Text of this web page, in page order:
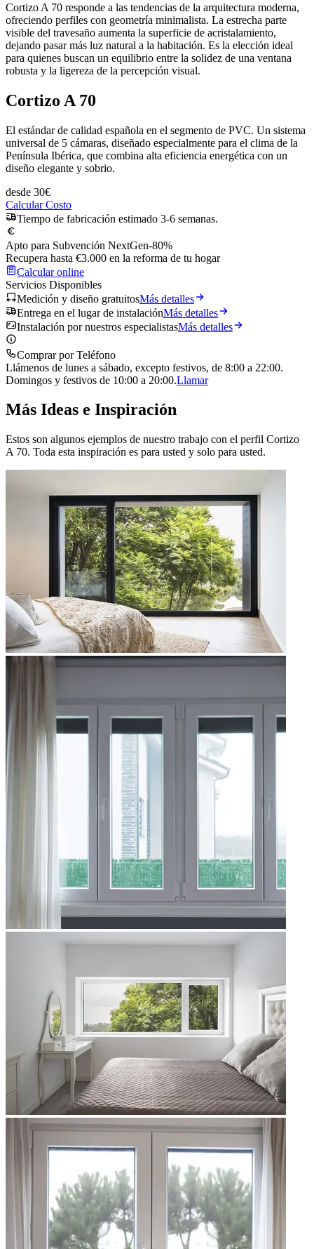
Cortizo A 70 responde a las tendencias de la arquitectura moderna,
ofreciendo perfiles con geometría minimalista. La estrecha parte
visible del travesaño aumenta la superficie de acristalamiento,
dejando pasar más luz natural a la habitación. Es la elección ideal
para quienes buscan un equilibrio entre la solidez de una ventana
robusta y la ligereza de la percepción visual.
Cortizo A 70
El estándar de calidad española en el segmento de PVC. Un sistema
universal de 5 cámaras, diseñado especialmente para el clima de la
Península Ibérica, que combina alta eficiencia energética con un
diseño elegante y sobrio.
desde 30€
Calcular Costo
Tiempo de fabricación estimado 3-6 semanas.
Apto para Subvención NextGen-80%
Recupera hasta €3.000 en la reforma de tu hogar
Calcular online
Servicios Disponibles
Medición y diseño gratuitosMás detalles
Entrega en el lugar de instalaciónMás detalles
Instalación por nuestros especialistasMás detalles
Comprar por Teléfono
Llámenos de lunes a sábado, excepto festivos, de 8:00 a 22:00.
Domingos y festivos de 10:00 a 20:00.Llamar
Más Ideas e Inspiración
Estos son algunos ejemplos de nuestro trabajo con el perfil Cortizo
A 70. Toda esta inspiración es para usted y solo para usted.